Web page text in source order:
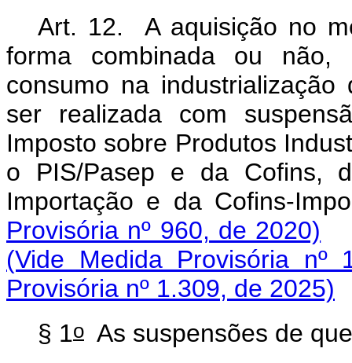
Art. 12. A aquisição no
forma combinada ou não,
consumo na
ser realizada com
Imposto sobre Produtos
o PIS/Pasep e da Cofins,
Importação e da
Provisória nº 960, de 2020)
(Vide Medida Provisória nº
Provisória nº 1.309, de 2025)
§ 1o As suspensões de